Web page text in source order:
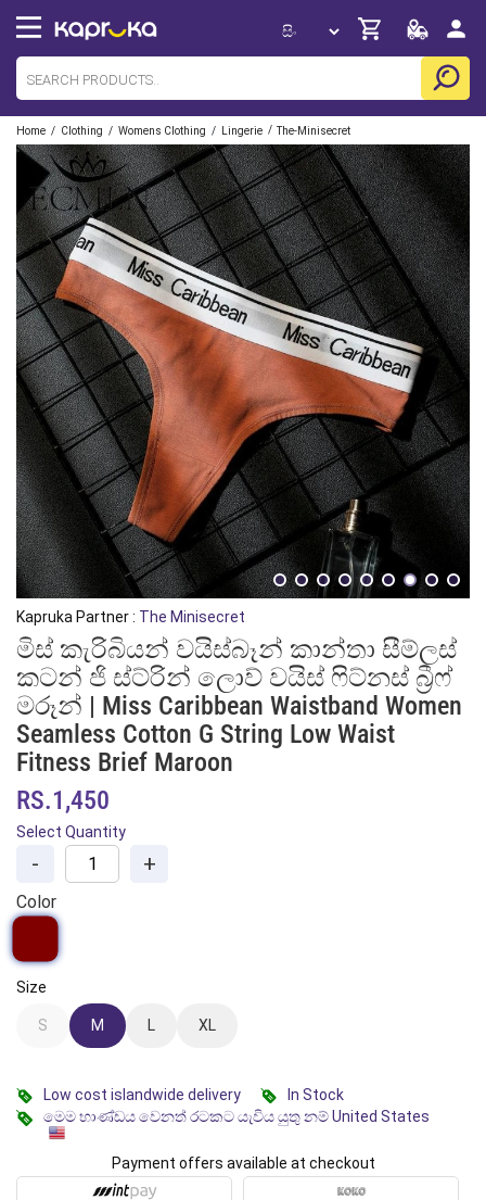
Home / Clothing / Womens Clothing / Lingerie / The-Minisecret
Kapruka Partner : The Minisecret
මිස් කැරිබියන් වයිස්බෑන් කාන්තා සීම්ලස්
කටන් ජි ස්ට්රින් ලොව් වයිස් ෆිට්නස් බ්‍රීෆ්
මරූන් | Miss Caribbean Waistband Women
Seamless Cotton G String Low Waist
Fitness Brief Maroon
RS.1,450
Select Quantity
- +
Color
Size
S M L XL
Low cost islandwide delivery
In Stock
මෙම භාණ්ඩය වෙනත් රටකට යැවිය යුතු නම් United States
Payment offers available at checkout